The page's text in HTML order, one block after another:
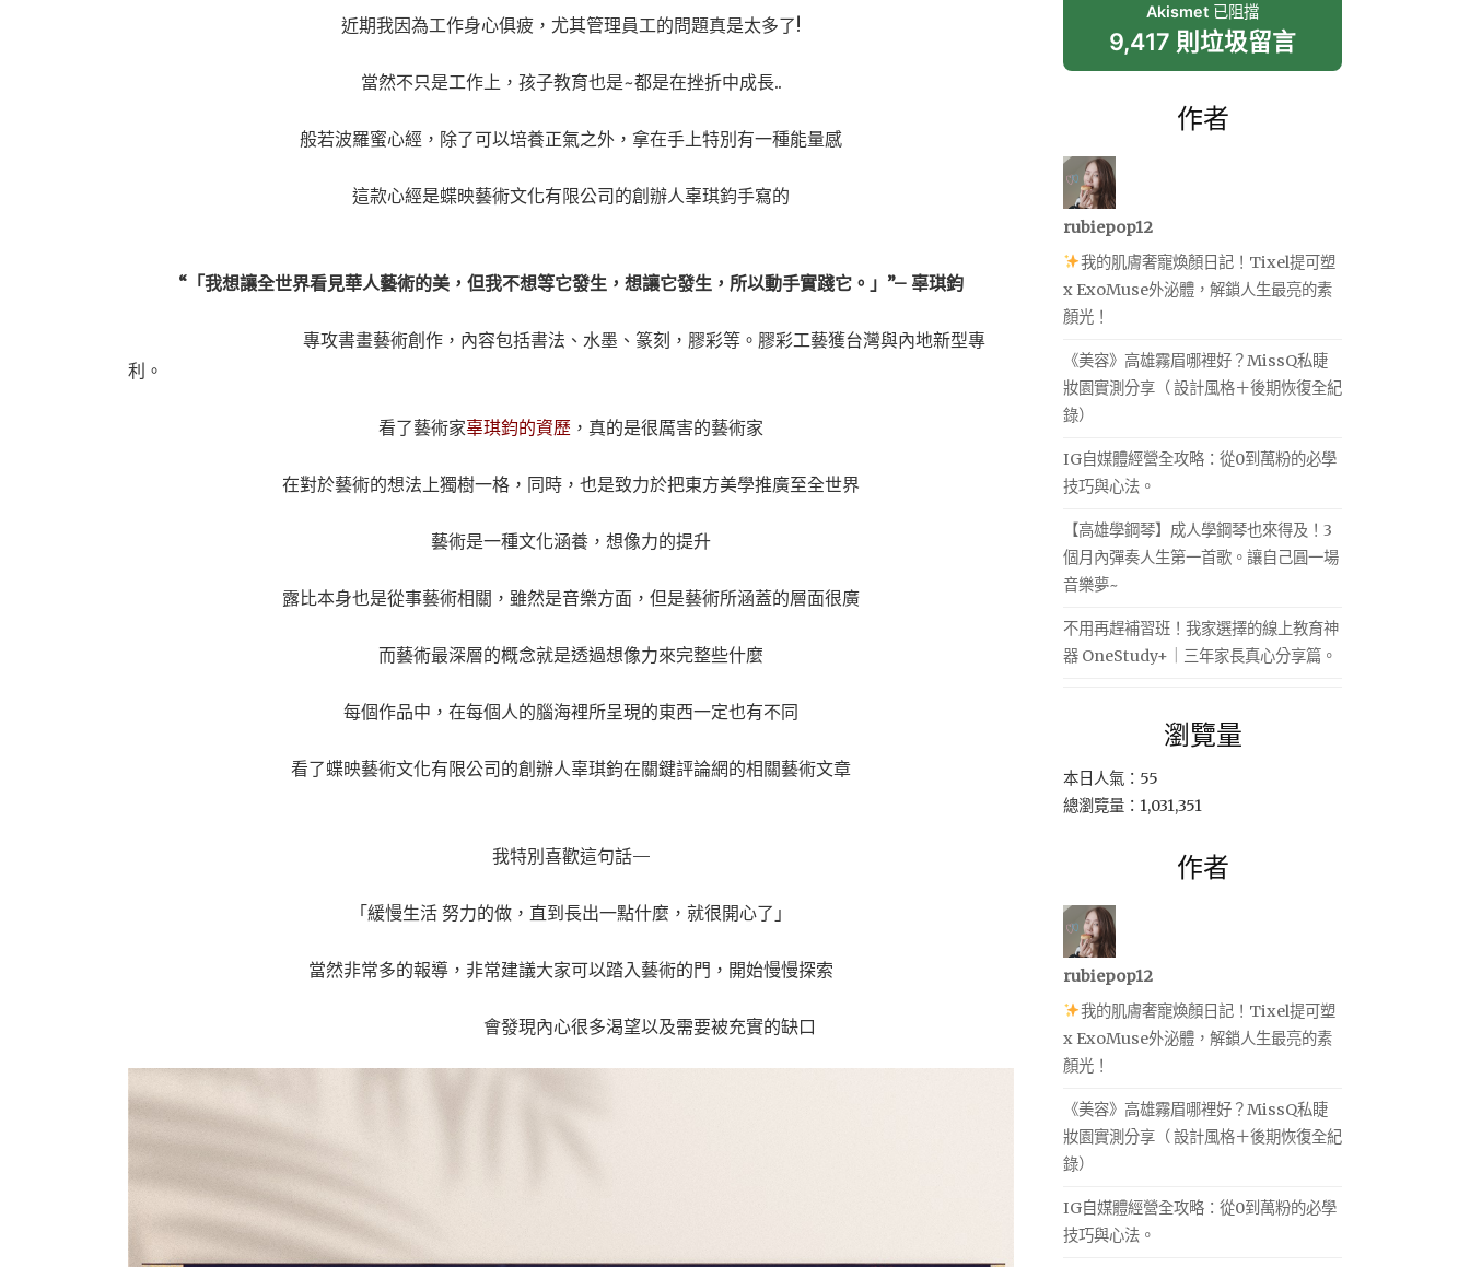
近期我因為工作身心俱疲，尤其管理員工的問題真是太多了!
當然不只是工作上，孩子教育也是~都是在挫折中成長..
般若波羅蜜心經，除了可以培養正氣之外，拿在手上特別有一種能量感
這款心經是蝶映藝術文化有限公司的創辦人辜琪鈞手寫的
“ 「我想讓全世界看見華人藝術的美，但我不想等它發生，想讓它發生，所以動⼿實踐它。」 ”– 辜琪鈞
專攻書畫藝術創作，內容包括書法、水墨、篆刻，膠彩等。膠彩工藝獲台灣與內地新型專
利。
看了藝術家辜琪鈞的資歷 ，真的是很厲害的藝術家
在對於藝術的想法上獨樹一格，同時，也是致力於把東方美學推廣至全世界
藝術是一種文化涵養，想像力的提升
露比本身也是從事藝術相關，雖然是音樂方面，但是藝術所涵蓋的層面很廣
而藝術最深層的概念就是透過想像力來完整些什麼
每個作品中，在每個人的腦海裡所呈現的東西一定也有不同
看了蝶映藝術文化有限公司的創辦人辜琪鈞在關鍵評論網的相關藝術文章
我特別喜歡這句話—
「緩慢生活 努力的做，直到長出一點什麼，就很開心了」
當然非常多的報導，非常建議大家可以踏入藝術的門，開始慢慢探索
會發現內心很多渴望以及需要被充實的缺口
Akismet 已阻擋
9,417 則垃圾留言
作者
rubiepop12
我的肌膚奢寵煥顏日記！Tixel提可塑
x ExoMuse外泌體，解鎖人生最亮的素
顏光！
《美容》高雄霧眉哪裡好？MissQ私睫
妝園實測分享（ 設計風格＋後期恢復全紀
錄）
IG自媒體經營全攻略：從0到萬粉的必學
技巧與心法。
【高雄學鋼琴】成人學鋼琴也來得及！3
個月內彈奏人生第一首歌。讓自己圓一場
音樂夢~
不用再趕補習班！我家選擇的線上教育神
器 OneStudy+｜三年家長真心分享篇。
瀏覽量
本日人氣：55
總瀏覽量：1,031,351
作者
rubiepop12
我的肌膚奢寵煥顏日記！Tixel提可塑
x ExoMuse外泌體，解鎖人生最亮的素
顏光！
《美容》高雄霧眉哪裡好？MissQ私睫
妝園實測分享（ 設計風格＋後期恢復全紀
錄）
IG自媒體經營全攻略：從0到萬粉的必學
技巧與心法。